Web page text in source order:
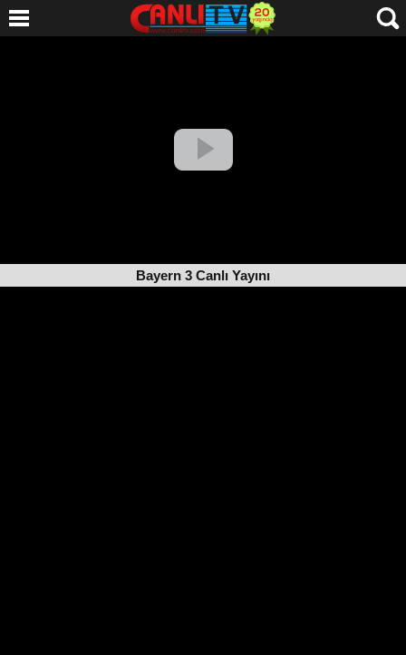
Bayern 3 Canlı Yayını